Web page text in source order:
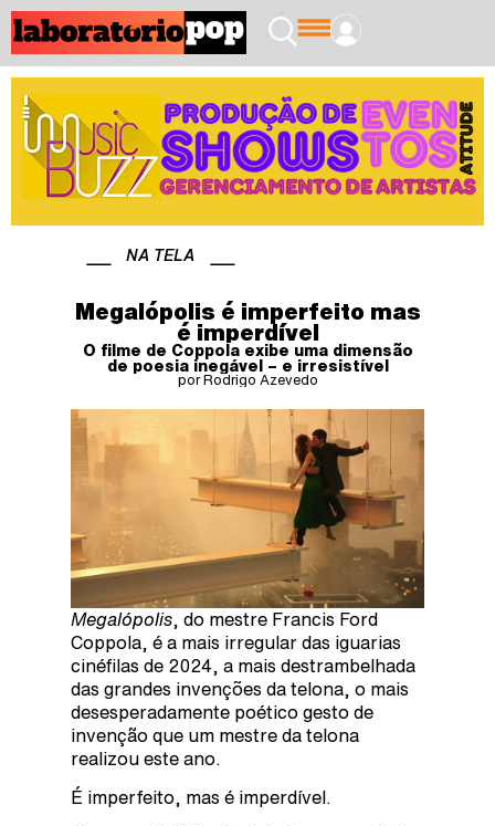
NA TELA
Megalópolis é imperfeito mas
é imperdível
O filme de Coppola exibe uma dimensão
de poesia inegável – e irresistível
por Rodrigo Azevedo
Megalópolis , do mestre Francis Ford
Coppola, é a mais irregular das iguarias
cinéfilas de 2024, a mais destrambelhada
das grandes invenções da telona, o mais
desesperadamente poético gesto de
invenção que um mestre da telona
realizou este ano.
É imperfeito, mas é imperdível.